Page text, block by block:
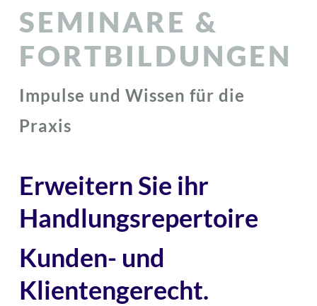
SEMINARE &
FORTBILDUNGEN
Impulse und Wissen für die
Praxis
Erweitern Sie ihr
Handlungsrepertoire
Kunden- und
Klientengerecht.